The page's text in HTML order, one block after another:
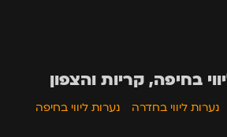
בחיפה, קריות והצפון
נערות ליווי בחדרה נערות ליווי בחיפה